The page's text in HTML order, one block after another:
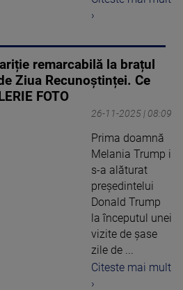
›
remarcabilă la brațul
Ziua Recunoștinței. Ce
FOTO
26-11-2025 | 08:09
Prima doamnă
Melania Trump i
s-a alăturat
președintelui
Donald Trump
la începutul unei
vizite de șase
zile de ...
Citeste mai mult
›